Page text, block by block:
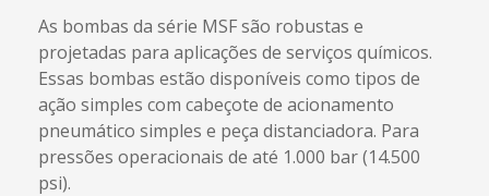
As bombas da série MSF são robustas e
projetadas para aplicações de serviços químicos.
Essas bombas estão disponíveis como tipos de
ação simples com cabeçote de acionamento
pneumático simples e peça distanciadora. Para
pressões operacionais de até 1.000 bar (14.500
psi).